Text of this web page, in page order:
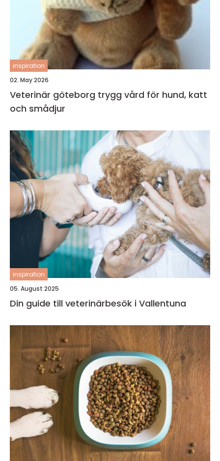
inspiration
02. May 2026
Veterinär göteborg trygg vård för hund, katt
och smådjur
inspiration
05. August 2025
Din guide till veterinärbesök i Vallentuna